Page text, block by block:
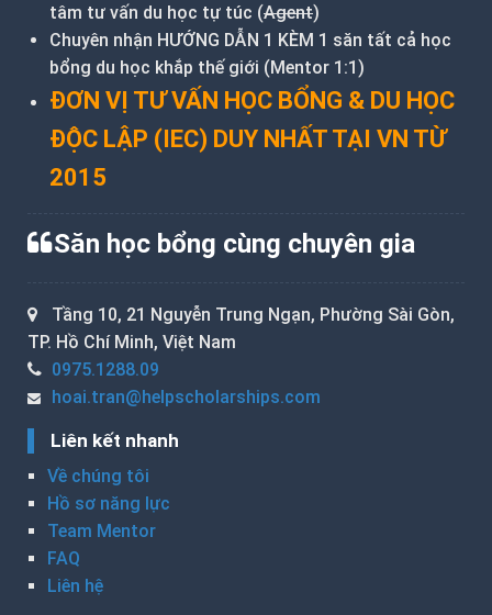
tâm tư vấn du học tự túc (Agent)
Chuyên nhận HƯỚNG DẪN 1 KÈM 1 săn tất cả học
bổng du học khắp thế giới (Mentor 1:1)
ĐƠN VỊ TƯ VẤN HỌC BỔNG & DU HỌC
ĐỘC LẬP (IEC) DUY NHẤT TẠI VN TỪ
2015
Săn học bổng cùng chuyên gia
Tầng 10, 21 Nguyễn Trung Ngạn, Phường Sài Gòn,
TP. Hồ Chí Minh, Việt Nam
0975.1288.09
hoai.tran@helpscholarships.com
Liên kết nhanh
Về chúng tôi
Hồ sơ năng lực
Team Mentor
FAQ
Liên hệ